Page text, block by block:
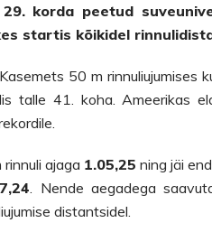
korda peetud
startis kõikidel
50 m rinnuliujumises
talle 41. koha. Ameerikas
ajaga 1.05,25 ning jäi
. Nende aegadega
distantsidel.